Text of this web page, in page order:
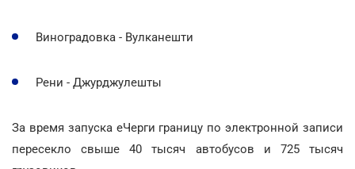
Виноградовка - Вулканешти
Рени - Джурджулешты
За время запуска еЧерги границу по электронной записи
пересекло свыше 40 тысяч автобусов и 725 тысяч